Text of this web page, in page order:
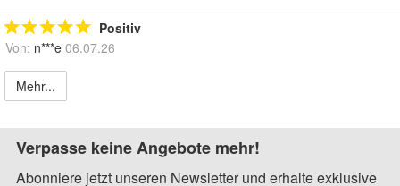
Positiv
Von: n***e 06.07.26
Mehr...
Verpasse keine Angebote mehr!
Abonniere jetzt unseren Newsletter und erhalte exklusive